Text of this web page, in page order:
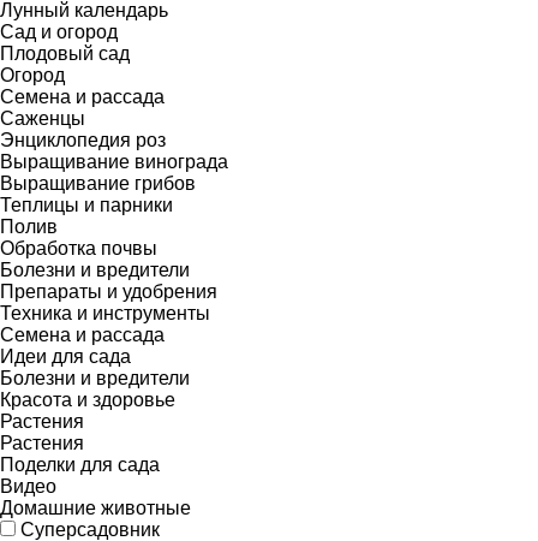
Лунный календарь
Сад и огород
Плодовый сад
Огород
Семена и рассада
Саженцы
Энциклопедия роз
Выращивание винограда
Выращивание грибов
Теплицы и парники
Полив
Обработка почвы
Болезни и вредители
Препараты и удобрения
Техника и инструменты
Семена и рассада
Идеи для сада
Болезни и вредители
Красота и здоровье
Растения
Растения
Поделки для сада
Видео
Домашние животные
Суперсадовник